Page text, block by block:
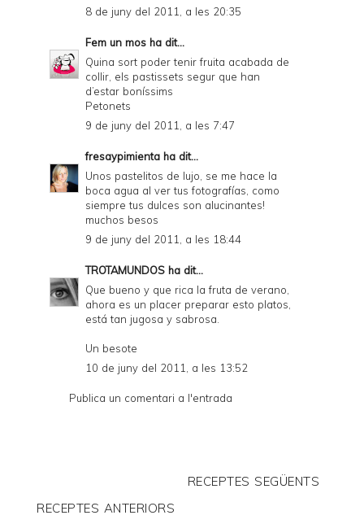
8 de juny del 2011, a les 20:35
Fem un mos ha dit...
Quina sort poder tenir fruita acabada de
collir, els pastissets segur que han
d’estar boníssims
Petonets
9 de juny del 2011, a les 7:47
fresaypimienta ha dit...
Unos pastelitos de lujo, se me hace la
boca agua al ver tus fotografías, como
siempre tus dulces son alucinantes!
muchos besos
9 de juny del 2011, a les 18:44
TROTAMUNDOS ha dit...
Que bueno y que rica la fruta de verano,
ahora es un placer preparar esto platos,
está tan jugosa y sabrosa.
Un besote
10 de juny del 2011, a les 13:52
Publica un comentari a l'entrada
RECEPTES SEGÜENTS
RECEPTES ANTERIORS